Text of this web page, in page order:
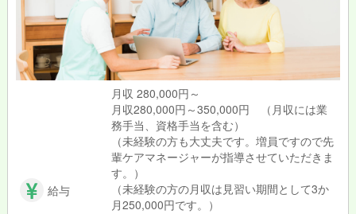
給与
月収 280,000円～
月収280,000円～350,000円 （月収には業
務手当、資格手当を含む）
（未経験の方も大丈夫です。増員ですので先
輩ケアマネージャーが指導させていただきま
す。）
（未経験の方の月収は見習い期間として3か
月250,000円です。）